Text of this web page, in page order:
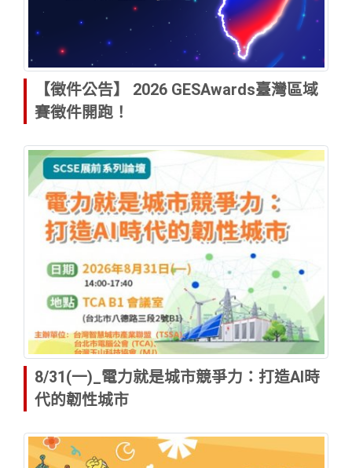
【徵件公告】 2026 GESAwards臺灣區域
賽徵件開跑！
8/31(一)_電力就是城市競爭力：打造AI時
代的韌性城市